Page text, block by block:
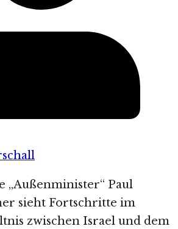
„Außenminister“ Paul
sieht Fortschritte im
zwischen Israel und dem